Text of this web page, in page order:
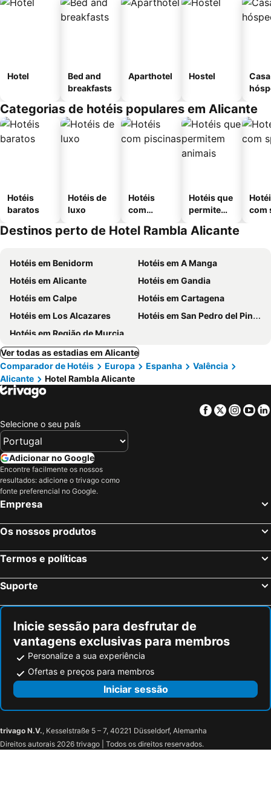
Hotel
Bed and
breakfasts
Aparthotel Hostel
Categorias de hotéis populares em Alicante
Hotéis
baratos
Hotéis de
luxo
Hotéis
com
Hotéis que
permitem
com
Destinos perto de Hotel Rambla Alicante
Hotéis em Benidorm
Hotéis em A Manga
Hotéis em Alicante
Hotéis em Gandia
Hotéis em Calpe
Hotéis em Cartagena
Hotéis em Los Alcazares
Hotéis em San Pedro del Pinatar
Hotéis em Região de Murcia
Ver todas as estadias em Alicante
Comparador de Hotéis
Europa Espanha
Valência
Alicante
Hotel Rambla Alicante
Facebook
Twitter
Selecione o seu país
Adicionar no Google
Encontre facilmente os nossos
resultados: adicione o trivago como
fonte preferencial no Google.
Empresa
Os nossos produtos
Termos e políticas
Suporte
Inicie sessão para desfrutar de
vantagens exclusivas para membros
Personalize a sua experiência
Ofertas e preços para membros
Iniciar sessão
trivago N.V., Kesselstraße 5 – 7, 40221 Düsseldorf, Alemanha
Direitos autorais 2026 trivago | Todos os direitos reservados.